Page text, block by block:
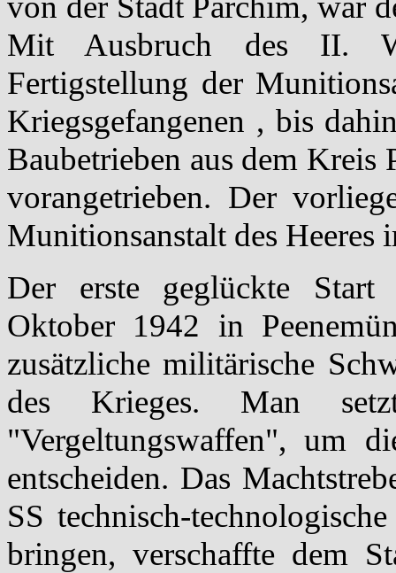
Mit Ausbruch des II.
Fertigstellung der
Kriegsgefangenen , bis
Baubetrieben aus dem
vorangetrieben. Der
Munitionsanstalt des
Der erste geglückte
Oktober 1942 in
zusätzliche militärische
des Krieges. Man
"Vergeltungswaffen", um
entscheiden. Das
SS technisch-
bringen, verschaffte dem